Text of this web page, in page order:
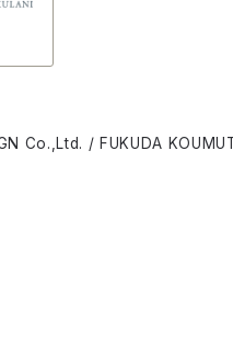
Co.,Ltd. / FUKUDA